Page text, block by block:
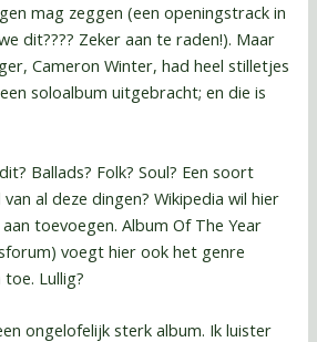
mag zeggen (een openingstrack in
dit???? Zeker aan te raden!). Maar
Cameron Winter, had heel stilletjes
soloalbum uitgebracht; en die is
Ballads? Folk? Soul? Een soort
al deze dingen? Wikipedia wil hier
toevoegen. Album Of The Year
voegt hier ook het genre
Lullig?
ongelofelijk sterk album. Ik luister